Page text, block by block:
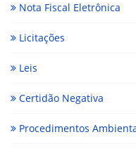
Nota Fiscal Eletrônica
Licitações
Leis
Certidão Negativa
Procedimentos